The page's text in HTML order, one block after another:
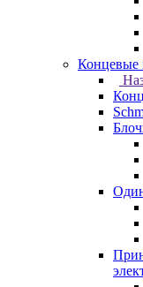
Концевые